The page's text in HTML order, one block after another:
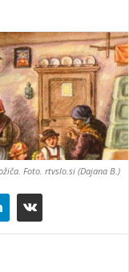
Foto. rtvslo.si (Dajana B.)